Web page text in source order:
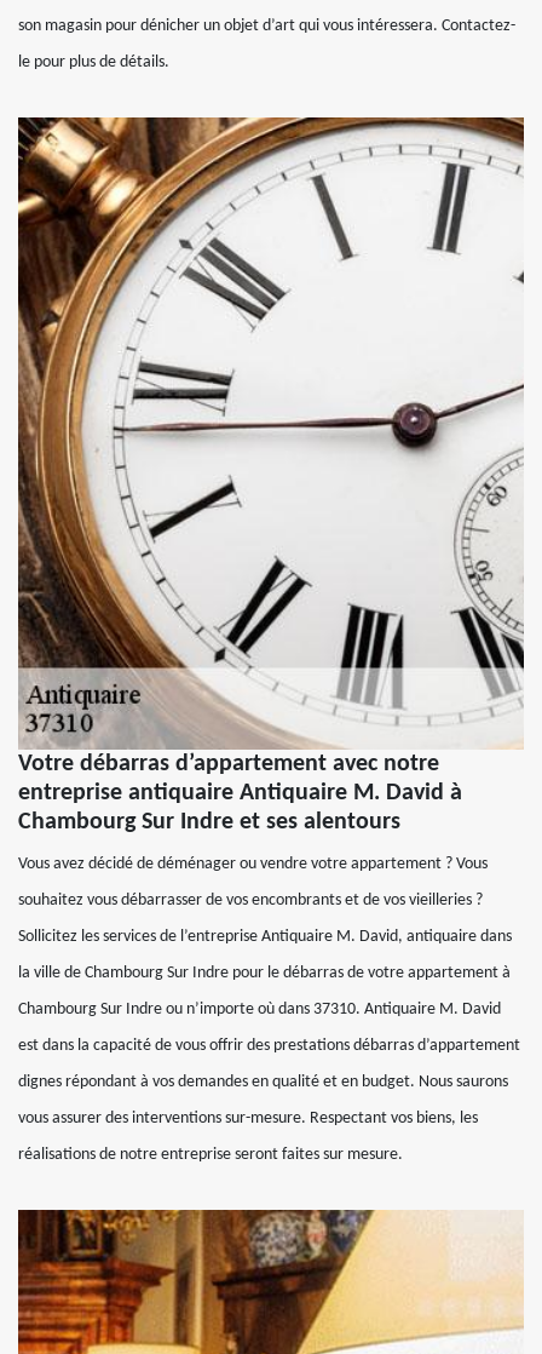
son magasin pour dénicher un objet d’art qui vous intéressera. Contactez-
le pour plus de détails.
Votre débarras d’appartement avec notre
entreprise antiquaire Antiquaire M. David à
Chambourg Sur Indre et ses alentours
Vous avez décidé de déménager ou vendre votre appartement ? Vous
souhaitez vous débarrasser de vos encombrants et de vos vieilleries ?
Sollicitez les services de l’entreprise Antiquaire M. David, antiquaire dans
la ville de Chambourg Sur Indre pour le débarras de votre appartement à
Chambourg Sur Indre ou n’importe où dans 37310. Antiquaire M. David
est dans la capacité de vous offrir des prestations débarras d’appartement
dignes répondant à vos demandes en qualité et en budget. Nous saurons
vous assurer des interventions sur-mesure. Respectant vos biens, les
réalisations de notre entreprise seront faites sur mesure.